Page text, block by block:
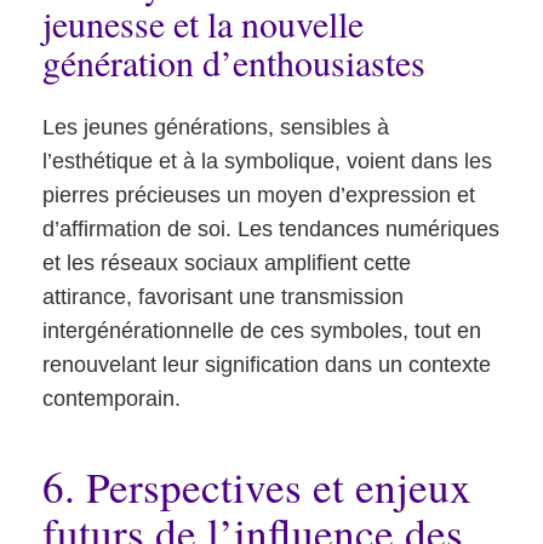
jeunesse et la nouvelle
génération d’enthousiastes
Les jeunes générations, sensibles à
l’esthétique et à la symbolique, voient dans les
pierres précieuses un moyen d’expression et
d’affirmation de soi. Les tendances numériques
et les réseaux sociaux amplifient cette
attirance, favorisant une transmission
intergénérationnelle de ces symboles, tout en
renouvelant leur signification dans un contexte
contemporain.
6. Perspectives et enjeux
futurs de l’influence des